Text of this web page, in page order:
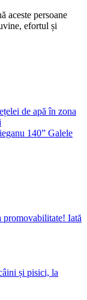
aceste persoane
efortul și
de apă în zona
140” Galele
Iată
și pisici, la